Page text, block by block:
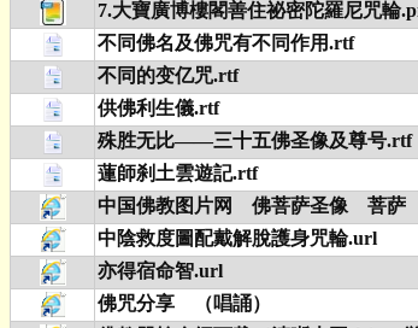
7.大寶廣博樓閣善住祕密陀羅尼咒輪
不同佛名及佛咒有不同作用.rtf
不同的变亿咒.rtf
供佛利生儀.rtf
殊胜无比——三十五佛圣像及尊号.rtf
蓮師刹土雲遊記.rtf
中国佛教图片网 佛菩萨圣像
中陰救度圖配戴解脫護身咒輪.url
亦得宿命智.url
佛咒分享 （唱誦） 轉貼 - 佛道